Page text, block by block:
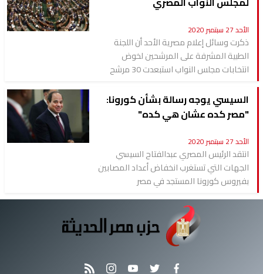
الأحد 27 سبتمبر 2020
ذكرت وسائل إعلام مصرية الأحد أن اللجنة
الطبية المشرفة على المرشحين لخوض
انتخابات مجلس النواب استبعدت 30 مرشح
السيسي يوجه رسالة بشأن كورونا:
"مصر كده عشان هي كده"
الأحد 27 سبتمبر 2020
انتقد الرئيس المصري عبدالفتاح السيسي
الجهات التي تستغرب انخفاض أعداد المصابين
بفيروس كورونا المستجد في مصر